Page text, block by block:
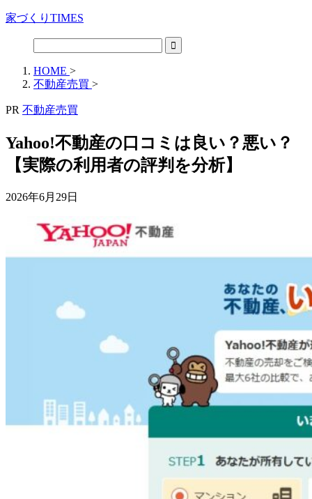
家づくりTIMES
HOME >
不動産売買 >
PR 不動産売買
Yahoo!不動産の口コミは良い？悪い？
【実際の利用者の評判を分析】
2026年6月29日